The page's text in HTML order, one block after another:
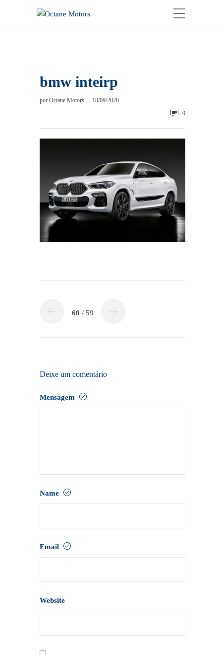
bmw inteirp
por Octane Motors
18/09/2020
0
60 / 59
Deixe um comentário
Mensagem
Name
Email
Website